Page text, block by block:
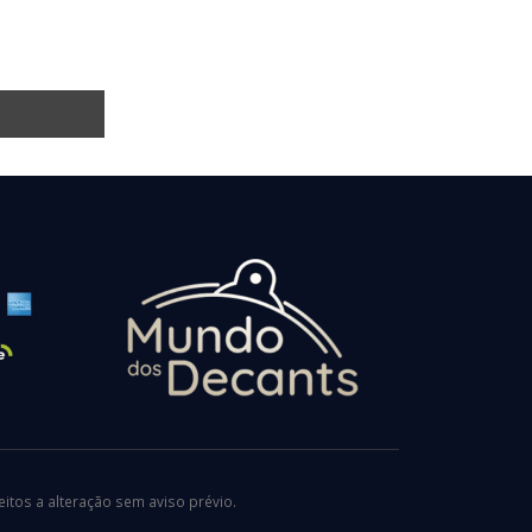
a alteração sem aviso prévio.